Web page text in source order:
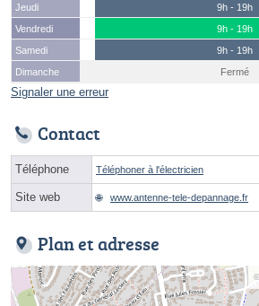
Jeudi
9h - 19h
Vendredi
9h - 19h
Samedi
9h - 19h
Dimanche
Fermé
Signaler une erreur
Contact
Téléphone Téléphoner à l'électricien
Site web www.antenne-tele-depannage.fr
Plan et adresse